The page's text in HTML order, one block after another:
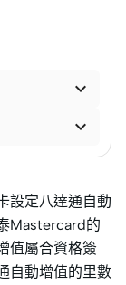


設定八達通自動
Mastercard的
值屬合資格簽
自動增值的里數